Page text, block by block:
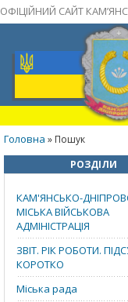
ОФІЦІЙНИЙ САЙТ
Головна » Пошук
РОЗДІЛИ
КАМ'ЯНСЬКО-
МІСЬКА ВІЙСЬКОВА
АДМІНІСТРАЦІЯ
ЗВІТ. РІК РОБОТИ.
КОРОТКО
Міська рада